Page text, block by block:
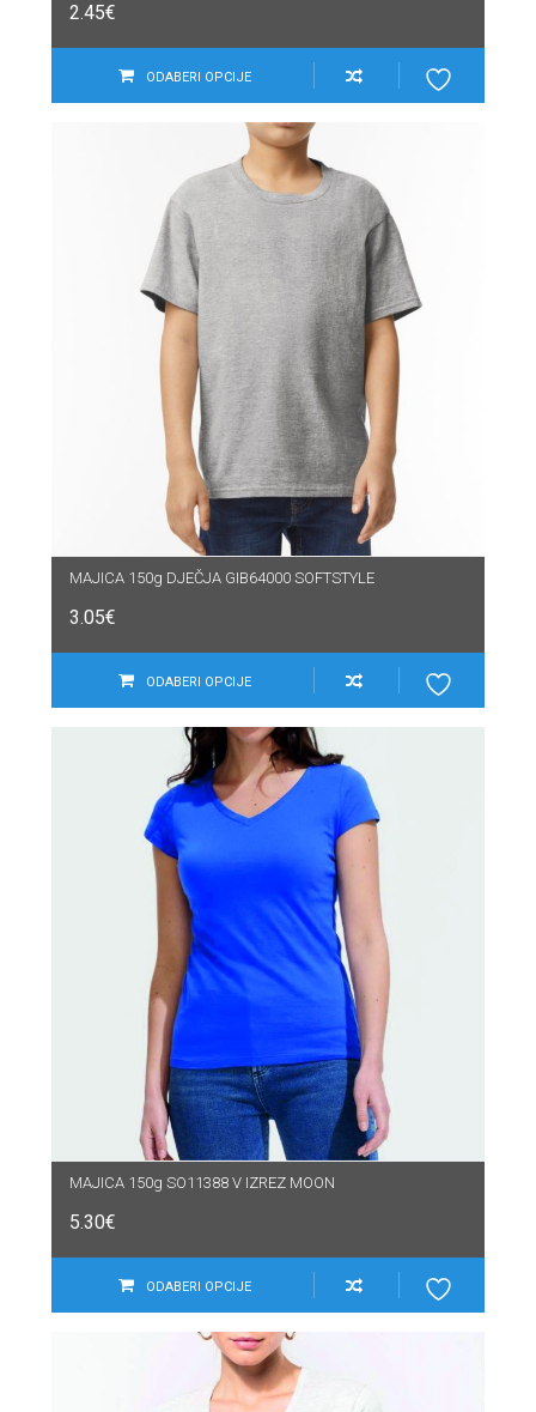
2.45€
ODABERI OPCIJE
MAJICA 150g DJEČJA GIB64000 SOFTSTYLE
3.05€
ODABERI OPCIJE
MAJICA 150g SO11388 V IZREZ MOON
5.30€
ODABERI OPCIJE